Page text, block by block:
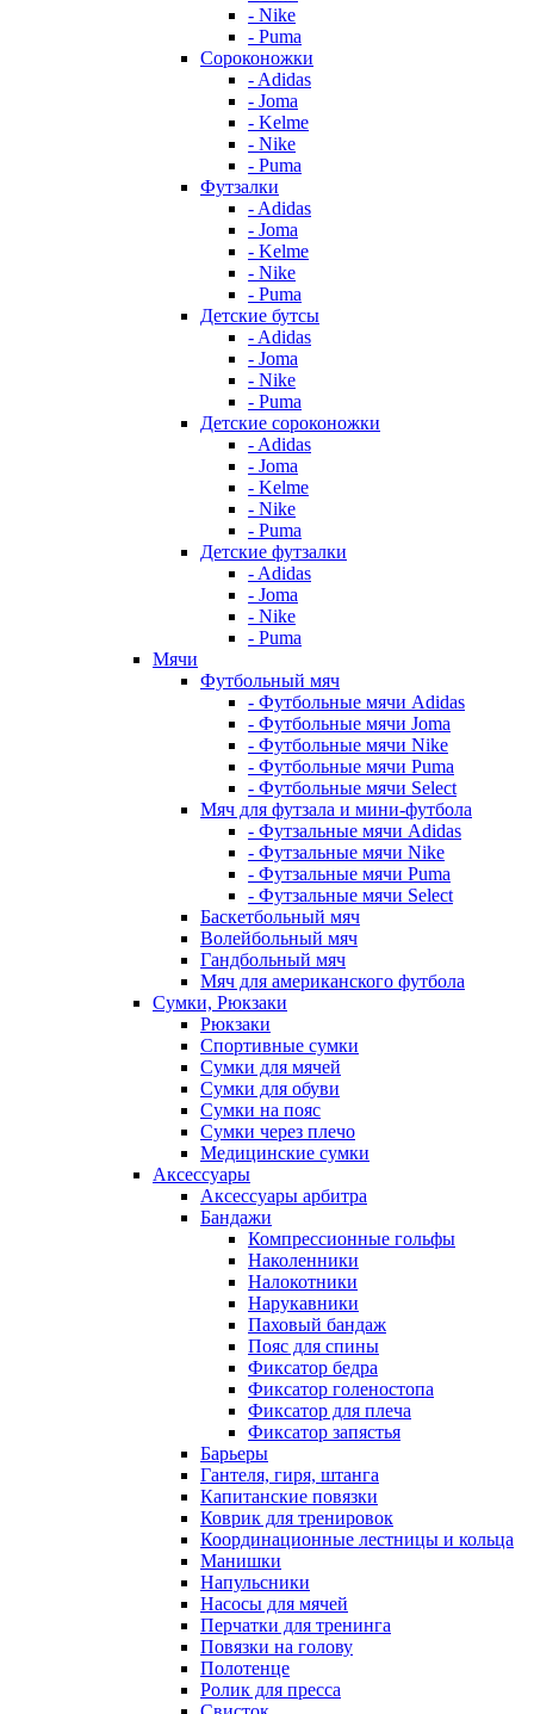
- Nike
- Puma
Сороконожки
- Adidas
- Joma
- Kelme
- Nike
- Puma
Футзалки
- Adidas
- Joma
- Kelme
- Nike
- Puma
Детские бутсы
- Adidas
- Joma
- Nike
- Puma
Детские сороконожки
- Adidas
- Joma
- Kelme
- Nike
- Puma
Детские футзалки
- Adidas
- Joma
- Nike
- Puma
Мячи
Футбольный мяч
- Футбольные мячи Adidas
- Футбольные мячи Joma
- Футбольные мячи Nike
- Футбольные мячи Puma
- Футбольные мячи Select
Мяч для футзала и мини-футбола
- Футзальные мячи Adidas
- Футзальные мячи Nike
- Футзальные мячи Puma
- Футзальные мячи Select
Баскетбольный мяч
Волейбольный мяч
Гандбольный мяч
Мяч для американского футбола
Сумки, Рюкзаки
Рюкзаки
Спортивные сумки
Сумки для мячей
Сумки для обуви
Сумки на пояс
Сумки через плечо
Медицинские сумки
Аксессуары
Аксессуары арбитра
Бандажи
Компрессионные гольфы
Наколенники
Налокотники
Нарукавники
Паховый бандаж
Пояс для спины
Фиксатор бедра
Фиксатор голеностопа
Фиксатор для плеча
Фиксатор запястья
Барьеры
Гантеля, гиря, штанга
Капитанские повязки
Коврик для тренировок
Координационные лестницы и кольца
Манишки
Напульсники
Насосы для мячей
Перчатки для тренинга
Повязки на голову
Полотенце
Ролик для пресса